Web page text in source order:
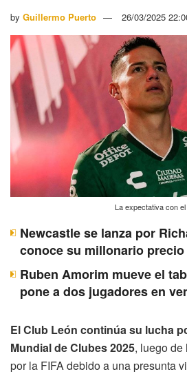
by Guillermo Puerto 26/03/2025
La expectativa con
Newcastle se lanza por
conoce su millonario precio
Ruben Amorim mueve el
pone a dos jugadores en
El Club León continúa su lucha
Mundial de Clubes 2025, luego
por la FIFA debido a una presunta